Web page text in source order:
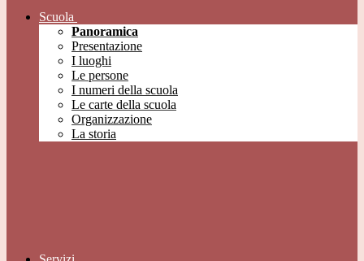
Scuola
Panoramica
Presentazione
I luoghi
Le persone
I numeri della scuola
Le carte della scuola
Organizzazione
La storia